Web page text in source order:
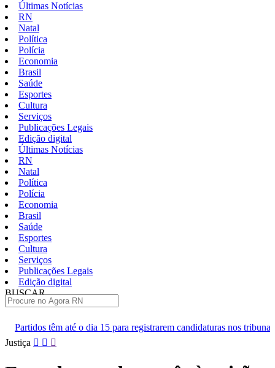
Últimas Notícias
RN
Natal
Política
Polícia
Economia
Brasil
Saúde
Esportes
Cultura
Serviços
Publicações Legais
Edição digital
Últimas Notícias
RN
Natal
Política
Polícia
Economia
Brasil
Saúde
Esportes
Cultura
Serviços
Publicações Legais
Edição digital
BUSCAR
15 para registrarem candidaturas nos tribunais
Senai RN abre
Pular
Justiça